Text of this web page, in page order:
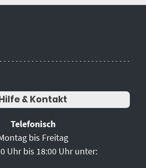
& Kontakt
Telefonisch
bis Freitag
Uhr bis 18:00 Uhr unter: